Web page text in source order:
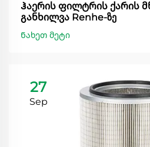
Ჰაერის ფილტრის ქარის
განხილვა Renhe-ზე
Ნახეთ მეტი
27
Sep